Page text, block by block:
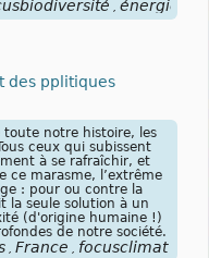
énergies
des pplitiques
toute notre histoire, les
ceux qui subissent
à se rafraîchir, et
ce marasme, l’extrême
: pour ou contre la
la seule solution à un
(d'origine humaine !)
de notre société.
, France , focusclimat